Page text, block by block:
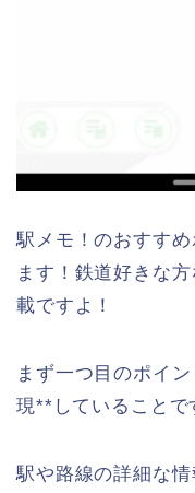
駅メモ！のおすす
ます！鉄道好きな
載ですよ！
まず一つ目のポイ
現**していることで
駅や路線の詳細な